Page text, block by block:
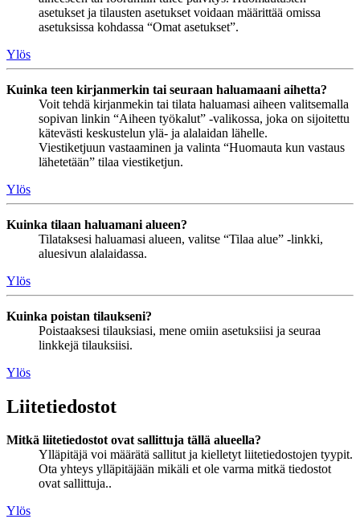
asetukset ja tilausten asetukset voidaan määrittää omissa
asetuksissa kohdassa “Omat asetukset”.
Ylös
Kuinka teen kirjanmerkin tai seuraan haluamaani aihetta?
Voit tehdä kirjanmekin tai tilata haluamasi aiheen valitsemalla
sopivan linkin “Aiheen työkalut” -valikossa, joka on sijoitettu
kätevästi keskustelun ylä- ja alalaidan lähelle.
Viestiketjuun vastaaminen ja valinta “Huomauta kun vastaus
lähetetään” tilaa viestiketjun.
Ylös
Kuinka tilaan haluamani alueen?
Tilataksesi haluamasi alueen, valitse “Tilaa alue” -linkki,
aluesivun alalaidassa.
Ylös
Kuinka poistan tilaukseni?
Poistaaksesi tilauksiasi, mene omiin asetuksiisi ja seuraa
linkkejä tilauksiisi.
Ylös
Liitetiedostot
Mitkä liitetiedostot ovat sallittuja tällä alueella?
Ylläpitäjä voi määrätä sallitut ja kielletyt liitetiedostojen tyypit.
Ota yhteys ylläpitäjään mikäli et ole varma mitkä tiedostot
ovat sallittuja..
Ylös